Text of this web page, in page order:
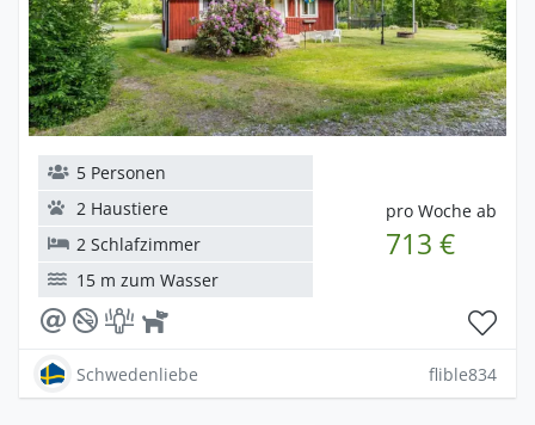
pro Woche ab
713 €
5 Personen
2 Haustiere
2 Schlafzimmer
15 m zum Wasser
Schwedenliebe flible834